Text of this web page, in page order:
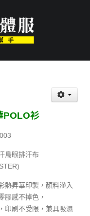
POLO衫
鳥眼排汗布
熱昇華印製，顏料滲入
膠感不掉色，
印刷不受限，兼具吸濕